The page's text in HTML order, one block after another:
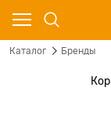
Каталог Бренды